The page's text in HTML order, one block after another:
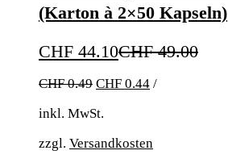
(Karton à 2×50 Kapseln)
CHF 44.10CHF49.00
CHF0.49 CHF 0.44 /
inkl. MwSt.
zzgl. Versandkosten